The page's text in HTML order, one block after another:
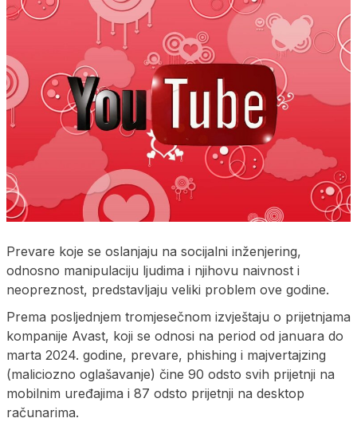
Prevare koje se oslanjaju na socijalni inženjering,
odnosno manipulaciju ljudima i njihovu naivnost i
neopreznost, predstavljaju veliki problem ove godine.
Prema posljednjem tromjesečnom izvještaju o prijetnjama
kompanije Avast, koji se odnosi na period od januara do
marta 2024. godine, prevare, phishing i majvertajzing
(maliciozno oglašavanje) čine 90 odsto svih prijetnji na
mobilnim uređajima i 87 odsto prijetnji na desktop
računarima.